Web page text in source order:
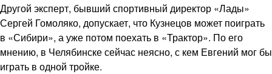
Другой эксперт, бывший спортивный директор «Лады»
Сергей Гомоляко, допускает, что Кузнецов может поиграть
в «Сибири», а уже потом поехать в «Трактор». По его
мнению, в Челябинске сейчас неясно, с кем Евгений мог бы
играть в одной тройке.